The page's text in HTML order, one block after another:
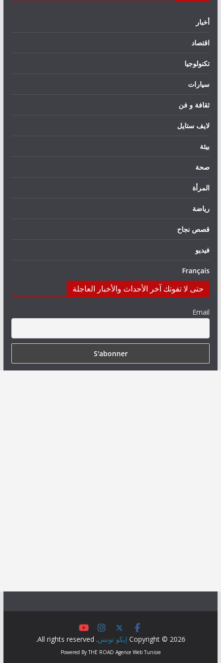
أخبار
اقتصاد
تكنولوجيا
سيارات
ثقافة و فن
لايف ستايل
بيئة
صحة
المرأة
رياضة
قصص نجاح
فيديو
Français
حتى لا تفوتك آخر الأحداث والأخبار العاجلة
Email
Copyright © 2026 إيكو تونس. All rights reserved.
Powered ByTHE ROAD Agence Web Tunisie